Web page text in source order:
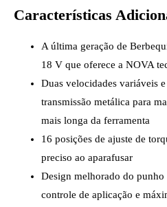
Características
A última geração de
18 V que oferece a NOVA
Duas velocidades variáveis
transmissão metálica para
mais longa da ferramenta
16 posições de ajuste de
preciso ao aparafusar
Design melhorado do
controle de aplicação e